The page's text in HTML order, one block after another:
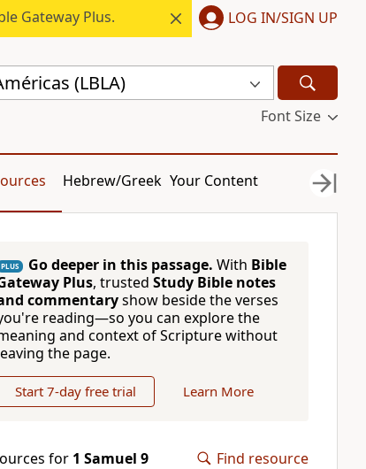
Gateway Plus. LOG IN/SIGN UP
(LBLA)
Font Size
Hebrew/Greek Your Content
PLUS Go deeper in this passage. With Bible
Plus, trusted Study Bible notes
commentaryshow beside the verses
reading—so you can explore the
and context of Scripture without
the page.
Start 7-day free trial Learn More
for 1 Samuel 9 Find resource